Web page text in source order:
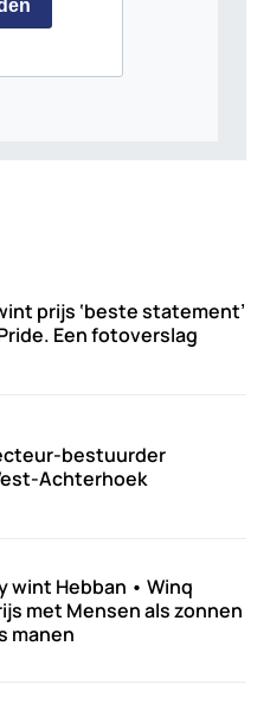
prijs ‘beste statement’
Een fotoverslag
bestuurder
Achterhoek
wint Hebban • Winq
met Mensen als zonnen
manen